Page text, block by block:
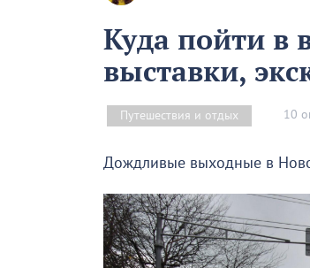
Куда пойти в
выставки,
Путешествия и отдых 10
Дождливые выходные в